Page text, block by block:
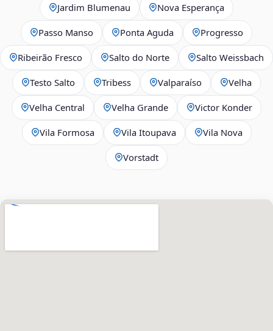
Jardim Blumenau Nova Esperança
Passo Manso Ponta Aguda Progresso
Ribeirão Fresco Salto do Norte Salto Weissbach
Testo Salto Tribess Valparaíso Velha
Velha Central Velha Grande Victor Konder
Vila Formosa Vila Itoupava Vila Nova
Vorstadt